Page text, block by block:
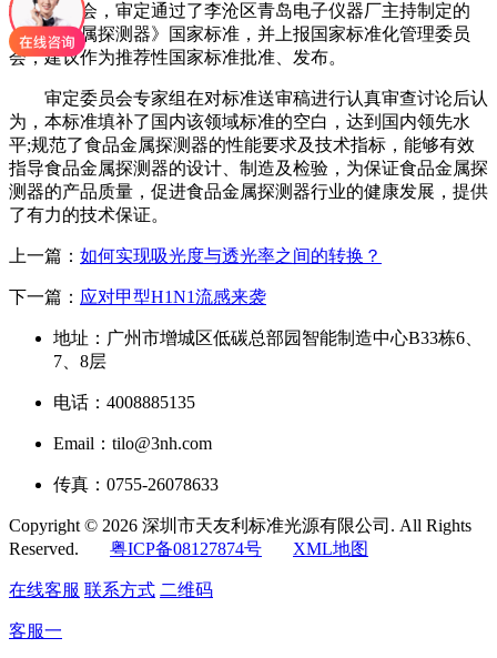
标准审定会，审定通过了李沧区青岛电子仪器厂主持制定的
《食品金属探测器》国家标准，并上报国家标准化管理委员
会，建议作为推荐性国家标准批准、发布。
审定委员会专家组在对标准送审稿进行认真审查讨论后认
为，本标准填补了国内该领域标准的空白，达到国内领先水
平;规范了食品金属探测器的性能要求及技术指标，能够有效
指导食品金属探测器的设计、制造及检验，为保证食品金属探
测器的产品质量，促进食品金属探测器行业的健康发展，提供
了有力的技术保证。
上一篇： 如何实现吸光度与透光率之间的转换？
下一篇： 应对甲型H1N1流感来袭
地址：广州市增城区低碳总部园智能制造中心B33栋6、
7、8层
电话：4008885135
Email：tilo@3nh.com
传真：0755-26078633
Copyright © 2026 深圳市天友利标准光源有限公司. All Rights
Reserved. 粤ICP备08127874号 XML地图
在线客服 联系方式 二维码
客服一